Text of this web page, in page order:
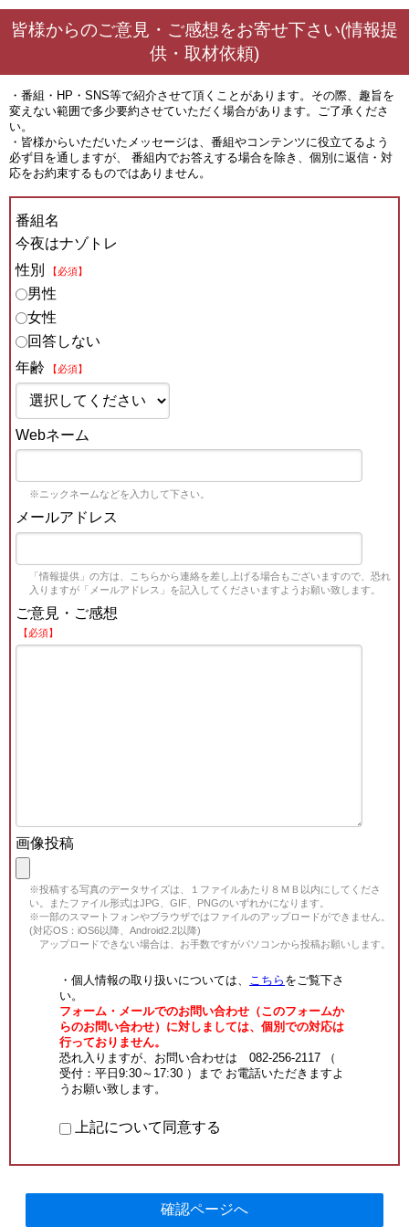
皆様からのご意見・ご感想をお寄せ下さい(情報提
供・取材依頼)
・番組・HP・SNS等で紹介させて頂くことがあります。その際、趣旨を
変えない範囲で多少要約させていただく場合があります。ご了承くださ
い。
・皆様からいただいたメッセージは、番組やコンテンツに役立てるよう
必ず目を通しますが、 番組内でお答えする場合を除き、個別に返信・対
応をお約束するものではありません。
番組名
今夜はナゾトレ
性別
【必須】
男性
女性
回答しない
年齢
【必須】
Webネーム
※ニックネームなどを入力して下さい。
メールアドレス
「情報提供」の方は、こちらから連絡を差し上げる場合もございますので、恐れ
入りますが「メールアドレス」を記入してくださいますようお願い致します。
ご意見・ご感想
【必須】
画像投稿
※投稿する写真のデータサイズは、１ファイルあたり８ＭＢ以内にしてくださ
い。またファイル形式はJPG、GIF、PNGのいずれかになります。
※一部のスマートフォンやブラウザではファイルのアップロードができません。
(対応OS：iOS6以降、Android2.2以降)
アップロードできない場合は、お手数ですがパソコンから投稿お願いします。
・個人情報の取り扱いについては、 こちら をご覧下さ
い。
フォーム・メールでのお問い合わせ（このフォームか
らのお問い合わせ）に対しましては、個別での対応は
行っておりません。
恐れ入りますが、お問い合わせは 082-256-2117 （
受付：平日9:30～17:30 ）まで お電話いただきますよ
うお願い致します。
上記について同意する
確認ページへ